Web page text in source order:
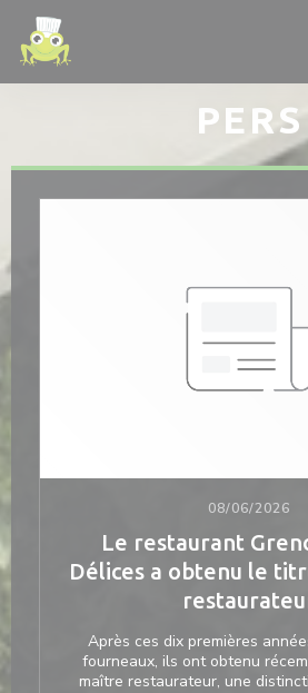
Cookies beheer paneel
PERS
08/06/2026
Le restaurant
Délices a obtenu le
Après ces dix premières
fourneaux, ils ont obtenu
maître restaurateur, une